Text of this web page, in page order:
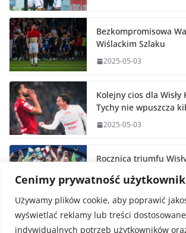
Cenimy prywatność
Używamy plików cookie, aby poprawić
wyświetlać reklamy lub treści
indywidualnych potrzeb użytkowników
Bezkompromisowa
Wiślackim Szlaku
2025-05-03
Kolejny cios dla Wisły
Tychy nie wpuszcza
2025-05-03
Rocznica triumfu
2025-05-02